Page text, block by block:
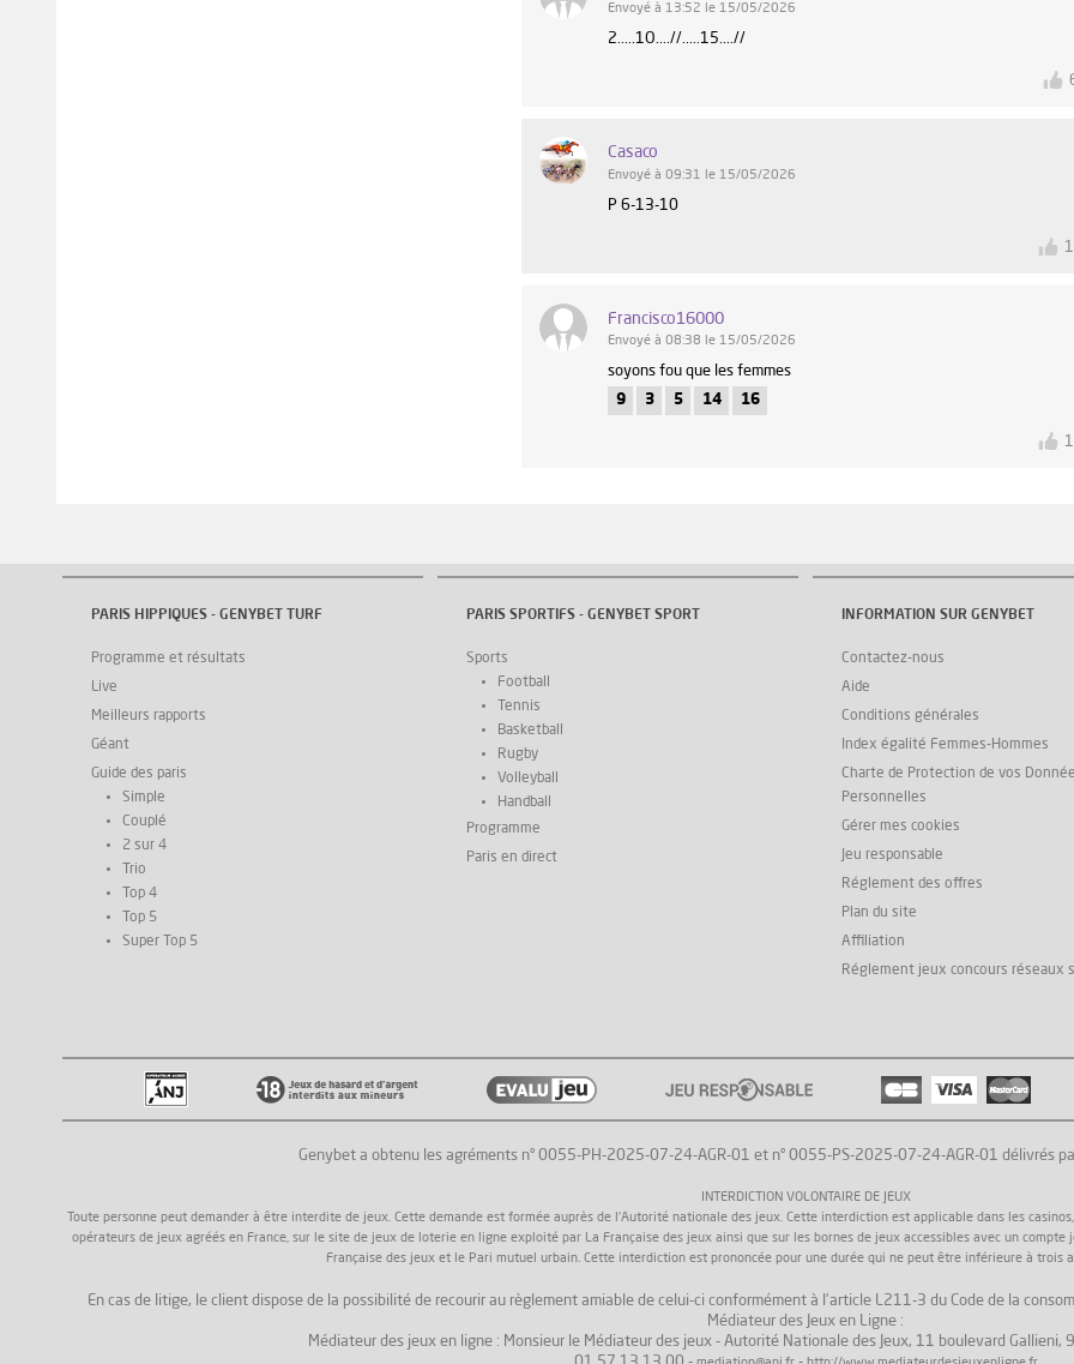
Envoyé à 13:52 le 15/05/2026
2.....1O....//.....15....//
Casaco
Envoyé à 09:31 le 15/05/2026
P 6-13-10
1
Francisco16000
Envoyé à 08:38 le 15/05/2026
soyons fou que les femmes
9
3 5 14 16
1
PARIS HIPPIQUES - GENYBET TURF
Programme et résultats
Live
Meilleurs rapports
Géant
Guide des paris
Simple
Couplé
2 sur 4
Trio
Top 4
Top 5
Super Top 5
PARIS SPORTIFS - GENYBET SPORT
Sports
Football
Tennis
Basketball
Rugby
Volleyball
Handball
Programme
Paris en direct
INFORMATION SUR GENYBET
Contactez-nous
Aide
Conditions générales
Index égalité Femmes-Hommes
Charte de Protection de vos
Personnelles
Gérer mes cookies
Jeu responsable
Réglement des offres
Plan du site
Affiliation
Réglement jeux concours réseaux
Genybet a obtenu les agréments n° 0055-PH-2025-07-24-AGR-01 et n° 0055-PS-2025-07-24-AGR-01 délivrés
INTERDICTION VOLONTAIRE DE JEUX
Toute personne peut demander à être interdite de jeux. Cette demande est formée auprès de l'Autorité nationale des jeux. Cette interdiction est applicable dans les
opérateurs de jeux agréés en France, sur le site de jeux de loterie en ligne exploité par La Française des jeux ainsi que sur les bornes de jeux accessibles avec un
Française des jeux et le Pari mutuel urbain. Cette interdiction est prononcée pour une durée qui ne peut être inférieure à trois
En cas de litige, le client dispose de la possibilité de recourir au règlement amiable de celui-ci conformément à l'article L211-3 du Code de la
Médiateur des Jeux en Ligne :
Médiateur des jeux en ligne : Monsieur le Médiateur des jeux - Autorité Nationale des Jeux, 11 boulevard Gallieni,